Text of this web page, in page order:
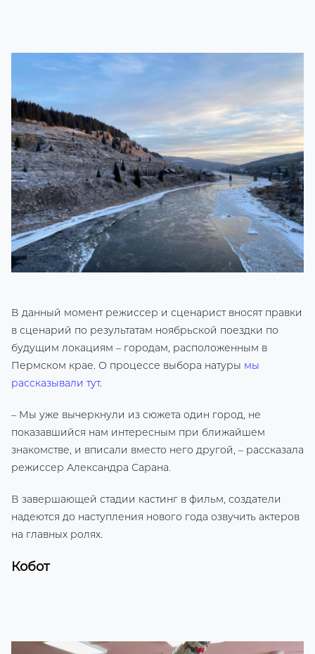
В данный момент режиссер и сценарист вносят правки
в сценарий по результатам ноябрьской поездки по
будущим локациям – городам, расположенным в
Пермском крае. О процессе выбора натуры мы
рассказывали тут.
– Мы уже вычеркнули из сюжета один город, не
показавшийся нам интересным при ближайшем
знакомстве, и вписали вместо него другой, – рассказала
режиссер Александра Сарана.
В завершающей стадии кастинг в фильм, создатели
надеются до наступления нового года озвучить актеров
на главных ролях.
Кобот